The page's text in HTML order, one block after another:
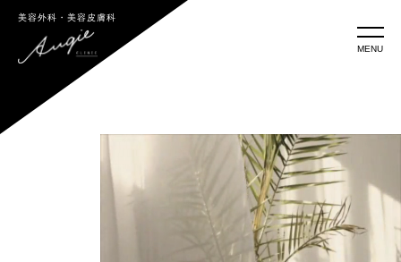
美容外科・美容皮膚科
MENU